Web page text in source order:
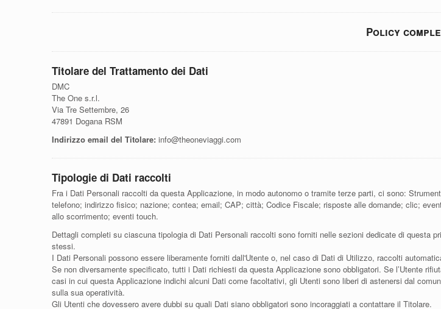
Policy
Titolare del Trattamento dei Dati
DMC
The One s.r.l.
Via Tre Settembre, 26
47891 Dogana RSM
Indirizzo email del Titolare: info@theoneviaggi.com
Tipologie di Dati raccolti
Fra i Dati Personali raccolti da questa Applicazione, in modo autonomo o tramite terze parti, ci sono:
telefono; indirizzo fisico; nazione; contea; email; CAP; città; Codice Fiscale; risposte alle domande; clic;
allo scorrimento; eventi touch.
Dettagli completi su ciascuna tipologia di Dati Personali raccolti sono forniti nelle sezioni dedicate di
stessi.
I Dati Personali possono essere liberamente forniti dall'Utente o, nel caso di Dati di Utilizzo, raccolti
Se non diversamente specificato, tutti i Dati richiesti da questa Applicazione sono obbligatori. Se l’Utente
casi in cui questa Applicazione indichi alcuni Dati come facoltativi, gli Utenti sono liberi di astenersi dal
sulla sua operatività.
Gli Utenti che dovessero avere dubbi su quali Dati siano obbligatori sono incoraggiati a contattare il Titolare.